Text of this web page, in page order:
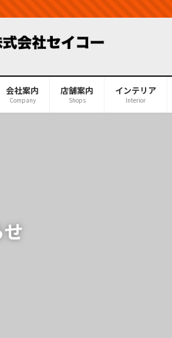
会社案内
Company
店舗案内
Shops
インテリア
Interior